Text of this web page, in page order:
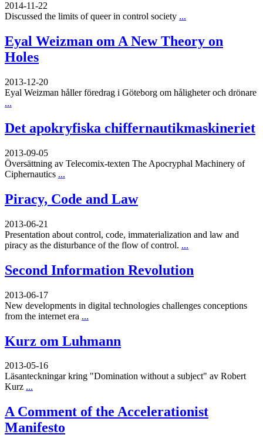
2014-11-22
Discussed the limits of queer in control society ...
Eyal Weizman om A New Theory on
Holes
2013-12-20
Eyal Weizman håller föredrag i Göteborg om håligheter och drönare
...
Det apokryfiska chiffernautikmaskineriet
2013-09-05
Översättning av Telecomix-texten The Apocryphal Machinery of
Ciphernautics ...
Piracy, Code and Law
2013-06-21
Presentation about control, code, immaterialization and law and
piracy as the disturbance of the flow of control. ...
Second Information Revolution
2013-06-17
New developments in digital technologies challenges conceptions
from the internet era ...
Kurz om Luhmann
2013-05-16
Läsanteckningar kring "Domination without a subject" av Robert
Kurz ...
A Comment of the Accelerationist
Manifesto